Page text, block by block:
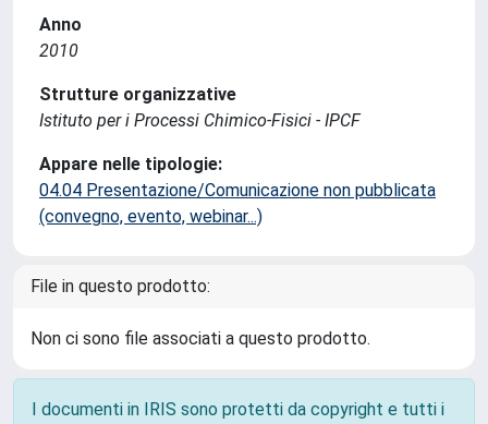
Anno
2010
Strutture organizzative
Istituto per i Processi Chimico-Fisici - IPCF
Appare nelle tipologie:
04.04 Presentazione/Comunicazione non pubblicata
(convegno, evento, webinar...)
File in questo prodotto:
Non ci sono file associati a questo prodotto.
I documenti in IRIS sono protetti da copyright e tutti i